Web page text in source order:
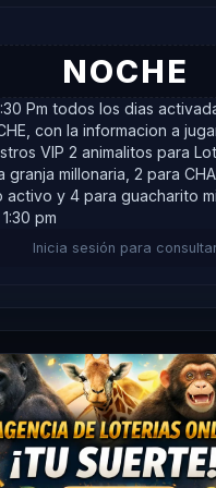
NOCHE
Pm todos los dias
con la informacion a
VIP 2 animalitos para
granja millonaria, 2 para
activo y 4 para guacharito
pm
Inicia sesión para